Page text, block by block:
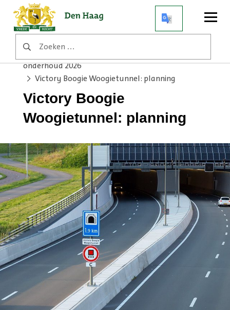
naar:
Open
Victory Boogie
Woogietunnel: planning
Victory Boogie Woogietunnel: afsluitingen voor
onderhoud 2026
Victory Boogie Woogietunnel: planning